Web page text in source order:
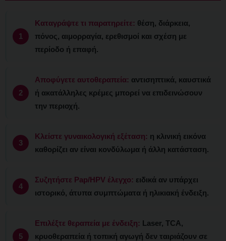
Καταγράψτε τι παρατηρείτε: θέση, διάρκεια,
πόνος, αιμορραγία, ερεθισμοί και σχέση με
περίοδο ή επαφή.
Αποφύγετε αυτοθεραπεία: αντισηπτικά, καυστικά
ή ακατάλληλες κρέμες μπορεί να επιδεινώσουν
την περιοχή.
Κλείστε γυναικολογική εξέταση: η κλινική εικόνα
καθορίζει αν είναι κονδύλωμα ή άλλη κατάσταση.
Συζητήστε Pap/HPV έλεγχο: ειδικά αν υπάρχει
ιστορικό, άτυπα συμπτώματα ή ηλικιακή ένδειξη.
Επιλέξτε θεραπεία με ένδειξη: Laser, TCA,
κρυοθεραπεία ή τοπική αγωγή δεν ταιριάζουν σε